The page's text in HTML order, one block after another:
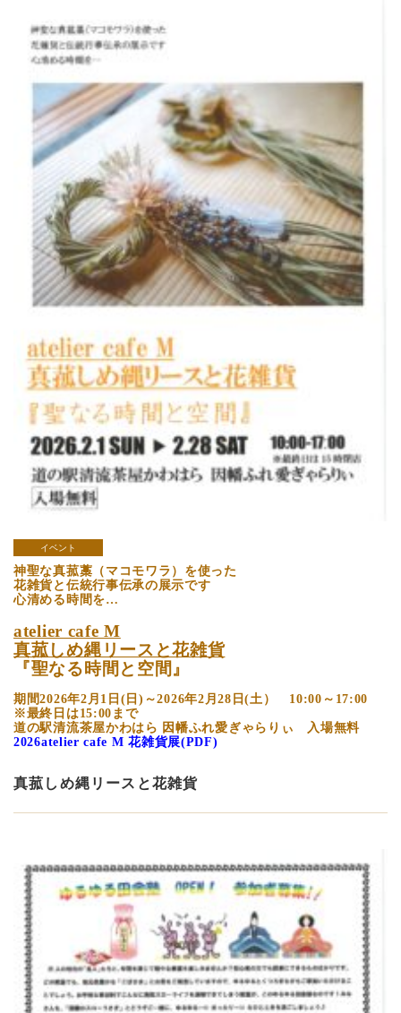
イベント
神聖な真菰藁（マコモワラ）を使った
花雑貨と伝統行事伝承の展示です
心清める時間を…
atelier cafe M
真菰しめ縄リースと花雑貨
『聖なる時間と空間』
期間2026年2月1日(日)～2026年2月28日(土） 10:00～17:00
※最終日は15:00まで
道の駅清流茶屋かわはら 因幡ふれ愛ぎゃらりぃ 入場無料
2026atelier cafe M 花雑貨展(PDF)
真菰しめ縄リースと花雑貨